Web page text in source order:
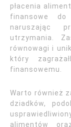
płacenia
finansowe do
naruszając
utrzymania.
równowagi i
który
finansowemu.
Warto również
dziadków,
alimentów